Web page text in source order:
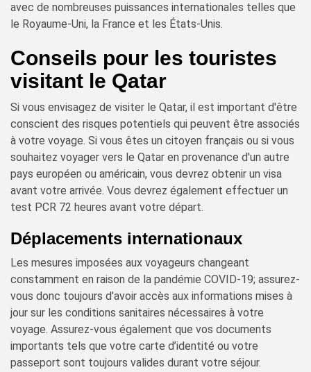
avec de nombreuses puissances internationales telles que
le Royaume-Uni, la France et les États-Unis.
Conseils pour les touristes
visitant le Qatar
Si vous envisagez de visiter le Qatar, il est important d'être
conscient des risques potentiels qui peuvent être associés
à votre voyage. Si vous êtes un citoyen français ou si vous
souhaitez voyager vers le Qatar en provenance d'un autre
pays européen ou américain, vous devrez obtenir un visa
avant votre arrivée. Vous devrez également effectuer un
test PCR 72 heures avant votre départ.
Déplacements internationaux
Les mesures imposées aux voyageurs changeant
constamment en raison de la pandémie COVID-19; assurez-
vous donc toujours d'avoir accès aux informations mises à
jour sur les conditions sanitaires nécessaires à votre
voyage. Assurez-vous également que vos documents
importants tels que votre carte d’identité ou votre
passeport sont toujours valides durant votre séjour.